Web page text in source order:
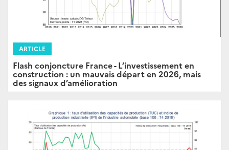
ARTICLE
Flash conjoncture France - L’investissement en
construction : un mauvais départ en 2026, mais
des signaux d’amélioration